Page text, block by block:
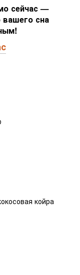
сейчас —
вашего сна
койра